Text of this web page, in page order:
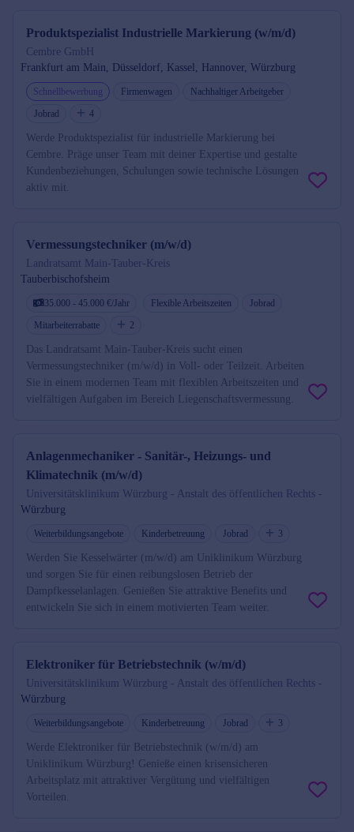
Produktspezialist Industrielle Markierung (w/m/d)
Cembre GmbH
Frankfurt am Main, Düsseldorf, Kassel, Hannover, Würzburg
Schnellbewerbung Firmenwagen
Nachhaltiger Arbeitgeber
Jobrad
4
Werde Produktspezialist für industrielle Markierung bei
Cembre. Präge unser Team mit deiner Expertise und gestalte
Kundenbeziehungen, Schulungen sowie technische Lösungen
aktiv mit.
Vermessungstechniker (m/w/d)
Landratsamt Main-Tauber-Kreis
Tauberbischofsheim
35.000 - 45.000 €/Jahr Flexible Arbeitszeiten
Jobrad
Mitarbeiterrabatte
2
Das Landratsamt Main-Tauber-Kreis sucht einen
Vermessungstechniker (m/w/d) in Voll- oder Teilzeit. Arbeiten
Sie in einem modernen Team mit flexiblen Arbeitszeiten und
vielfältigen Aufgaben im Bereich Liegenschaftsvermessung.
Anlagenmechaniker - Sanitär-, Heizungs- und
Klimatechnik (m/w/d)
Universitätsklinikum Würzburg - Anstalt des öffentlichen Rechts -
Würzburg
Weiterbildungsangebote Kinderbetreuung Jobrad 3
Werden Sie Kesselwärter (m/w/d) am Uniklinikum Würzburg
und sorgen Sie für einen reibungslosen Betrieb der
Dampfkesselanlagen. Genießen Sie attraktive Benefits und
entwickeln Sie sich in einem motivierten Team weiter.
Elektroniker für Betriebstechnik (w/m/d)
Universitätsklinikum Würzburg - Anstalt des öffentlichen Rechts -
Würzburg
Weiterbildungsangebote Kinderbetreuung Jobrad 3
Werde Elektroniker für Betriebstechnik (w/m/d) am
Uniklinikum Würzburg! Genieße einen krisensicheren
Arbeitsplatz mit attraktiver Vergütung und vielfältigen
Vorteilen.